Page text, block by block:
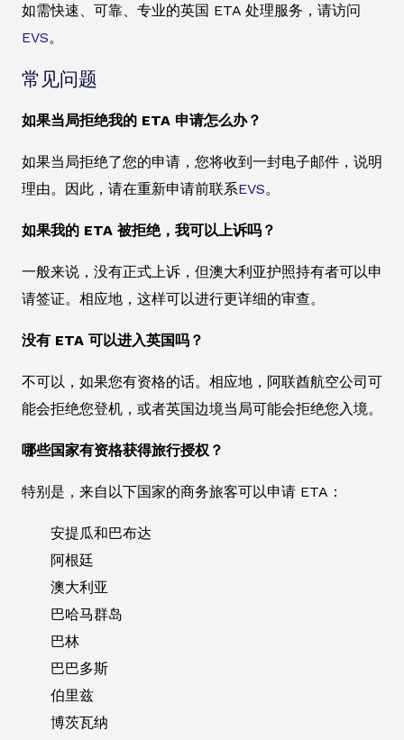
如需快速、可靠、专业的英国 ETA 处理服务，请访问
EVS。
常见问题
如果当局拒绝我的 ETA 申请怎么办？
如果当局拒绝了您的申请，您将收到一封电子邮件，说明
理由。因此，请在重新申请前联系EVS。
如果我的 ETA 被拒绝，我可以上诉吗？
一般来说，没有正式上诉，但澳大利亚护照持有者可以申
请签证。相应地，这样可以进行更详细的审查。
没有 ETA 可以进入英国吗？
不可以，如果您有资格的话。相应地，阿联酋航空公司可
能会拒绝您登机，或者英国边境当局可能会拒绝您入境。
哪些国家有资格获得旅行授权？
特别是，来自以下国家的商务旅客可以申请 ETA：
安提瓜和巴布达
阿根廷
澳大利亚
巴哈马群岛
巴林
巴巴多斯
伯里兹
博茨瓦纳